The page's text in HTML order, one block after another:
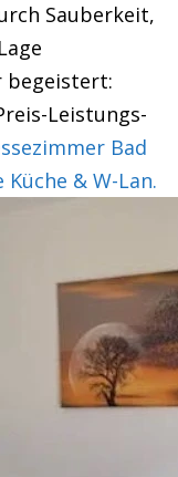
Sauberkeit,
begeistert:
Leistungs-
Bad
& W-Lan.